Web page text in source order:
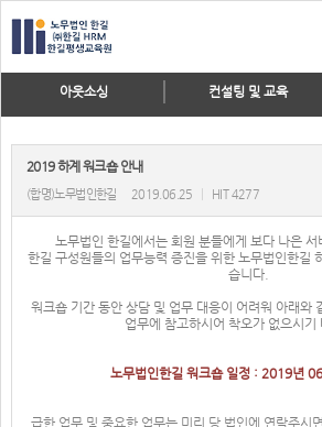
아웃소싱 컨설팅 및 교육
2019 하계 워크숍 안내
(합명)노무법인한길 2019.06.25 HIT 4277
노무법인 한길에서는 회원 분들에게 보다 나은
한길 구성원들의 업무능력 증진을 위한 노무법인한길
습니다.
워크숍 기간 동안 상담 및 업무 대응이 어려워 아래와
업무에 참고하시어 착오가 없으시기
노무법인한길 워크숍 일정 : 2019년
급한 업무 및 중요한 업무는 미리 당 법인에 연락주시